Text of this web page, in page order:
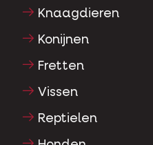
Knaagdieren
Konijnen
Fretten
Vissen
Reptielen